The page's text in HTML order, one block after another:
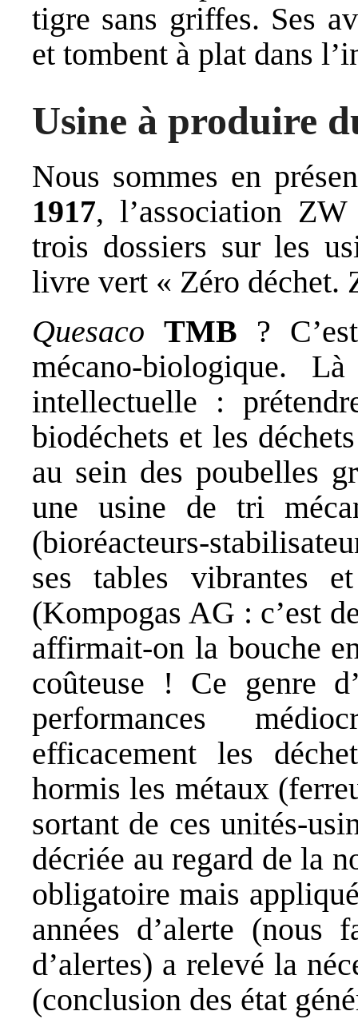
tigre sans griffes. Ses
et tombent à plat dans
Usine à produire
Nous sommes en
1917, l’association
trois dossiers sur les
livre vert « Zéro déchet.
Quesaco TMB ?
mécano-biologique.
intellectuelle :
biodéchets et les
au sein des poubelles
une usine de tri
(bioréacteurs-
ses tables vibrantes
(Kompogas AG : c’est
affirmait-on la bouche
coûteuse ! Ce genre
performances
efficacement les
hormis les métaux
sortant de ces unités-
décriée au regard de la
obligatoire mais
années d’alerte (nous
d’alertes) a relevé la
(conclusion des état